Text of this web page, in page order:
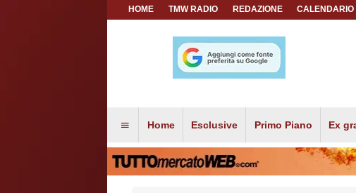
HOME TMW RADIO REDAZIONE CALENDARIO
Home Esclusive Primo Piano Ex